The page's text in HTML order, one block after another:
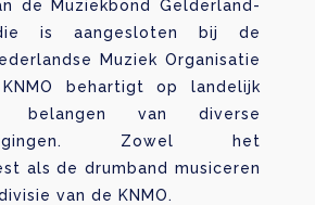
de Muziekbond Gelderland-
is aangesloten bij de
Muziek Organisatie
KNMO behartigt op landelijk
belangen van diverse
Zowel het
als de drumband musiceren
van de KNMO.